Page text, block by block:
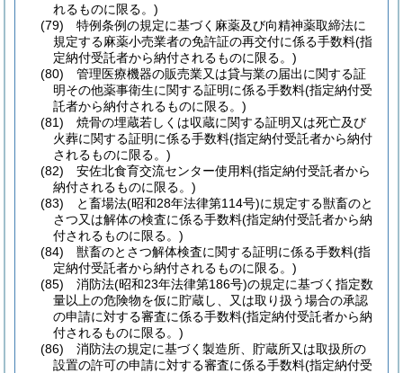
れるものに限る。)
(79)
特例条例の規定に基づく麻薬及び向精神薬取締法に
規定する麻薬小売業者の免許証の再交付に係る手数料(指
定納付受託者から納付されるものに限る。)
(80)
管理医療機器の販売業又は貸与業の届出に関する証
明その他薬事衛生に関する証明に係る手数料(指定納付受
託者から納付されるものに限る。)
(81)
焼骨の埋蔵若しくは収蔵に関する証明又は死亡及び
火葬に関する証明に係る手数料(指定納付受託者から納付
されるものに限る。)
(82)
安佐北食育交流センター使用料(指定納付受託者から
納付されるものに限る。)
(83)
と畜場法(昭和28年法律第114号)に規定する獣畜のと
さつ又は解体の検査に係る手数料(指定納付受託者から納
付されるものに限る。)
(84)
獣畜のとさつ解体検査に関する証明に係る手数料(指
定納付受託者から納付されるものに限る。)
(85)
消防法(昭和23年法律第186号)の規定に基づく指定数
量以上の危険物を仮に貯蔵し、又は取り扱う場合の承認
の申請に対する審査に係る手数料(指定納付受託者から納
付されるものに限る。)
(86)
消防法の規定に基づく製造所、貯蔵所又は取扱所の
設置の許可の申請に対する審査に係る手数料(指定納付受